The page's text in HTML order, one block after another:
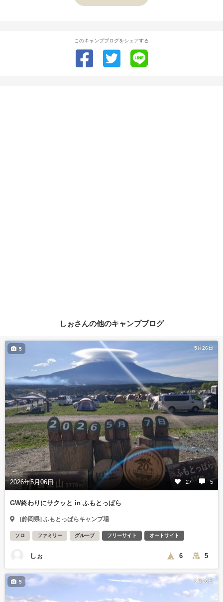
このキャンプブログをシェアする
しぉさんの他のキャンプブログ
5月26日
2026年5月06日 27 5
5
GW終わりにサクッと in ふもとっぱら
[静岡県] ふもとっぱらキャンプ場
ソロ ファミリー グループ フリーサイト オートサイト
しぉ 6 5
5月26日
5